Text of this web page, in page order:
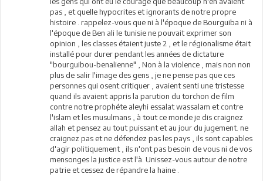
pas , et quelle hypocrites et ignorants de notre propre
histoire . rappelez-vous que ni à l'époque de Bourguiba ni à
l'époque de Ben ali le tunisie ne pouvait exprimer son
opinion , les classes étaient juste 2 , et le régionalisme était
installé pour durer pendant les années de dictature
"bourguibou-benalienne" , Non à la violence , mais non non
plus de salir l'image des gens , je ne pense pas que ces
personnes qui osent critiquer , avaient senti une tristesse
quand ils avaient appris la parution du torchon de film
contre notre prophéte aleyhi essalat wassalam et contre
l'islam et les musulmans , à tout ce monde je dis craignez
allah et pensez au tout puissant et au jour du jugement. ne
craignez pas et ne défendez pas les pays , ils sont capables
d'agir politiquement , ils n'ont pas besoin de vous ni de vos
mensonges la justice est l'à. Unissez-vous autour de notre
patrie et cessez de répandre la haine .